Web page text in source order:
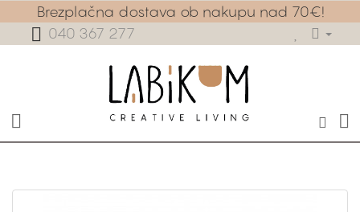
Brezplačna dostava ob nakupu nad 70€!
040 367 277